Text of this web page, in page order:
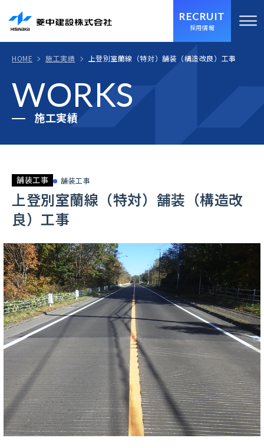
RECRUIT
採用情報
HOME 施工実績 上登別室蘭線（特対）舗装（構造改良）工事
WORKS
施工実績
舗装工事 舗装工事
上登別室蘭線（特対）舗装（構造改
良）工事